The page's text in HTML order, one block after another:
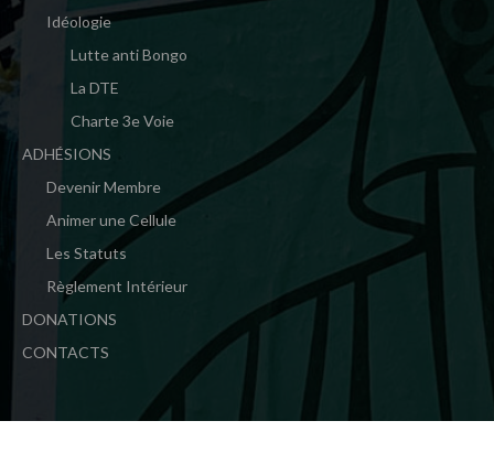
Idéologie
Lutte anti Bongo
La DTE
Charte 3e Voie
ADHÉSIONS
Devenir Membre
Animer une Cellule
Les Statuts
Règlement Intérieur
DONATIONS
CONTACTS